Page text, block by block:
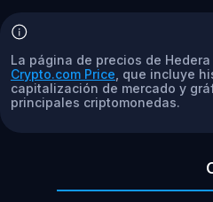
La página de precios de
Crypto.com Price , que incluye
capitalización de mercado y
principales criptomonedas.